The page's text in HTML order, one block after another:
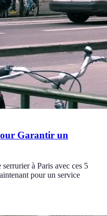
Garantir un
à Paris avec ces 5
pour un service